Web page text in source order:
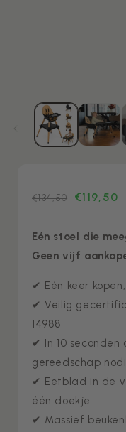
€119,50
€134,50
Eén stoel die
Geen vijf
✔ Eén keer
✔ Veilig
14988
✔ In 10 seconden
gereedschap
✔ Eetblad in de
één doekje
✔ Massief